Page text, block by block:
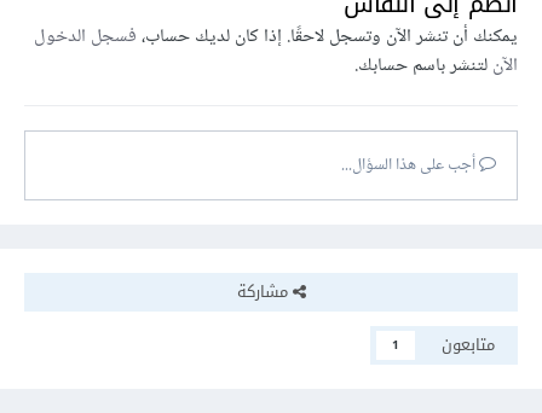
من قناة Abdelrahman Gamal وهو جيد جدًا.
يمكنك أن تنشر الآن وتسجل لاحقًا. إذا كان لديك حساب،فسجل الدخول
الآنلتنشر باسم حسابك.
أجب على هذا السؤال...
مشاركة
متابعون
1